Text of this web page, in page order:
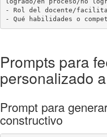
- Rol del docente/
- Qué habilidades o
Prompts para
personalizado
Prompt para
constructivo